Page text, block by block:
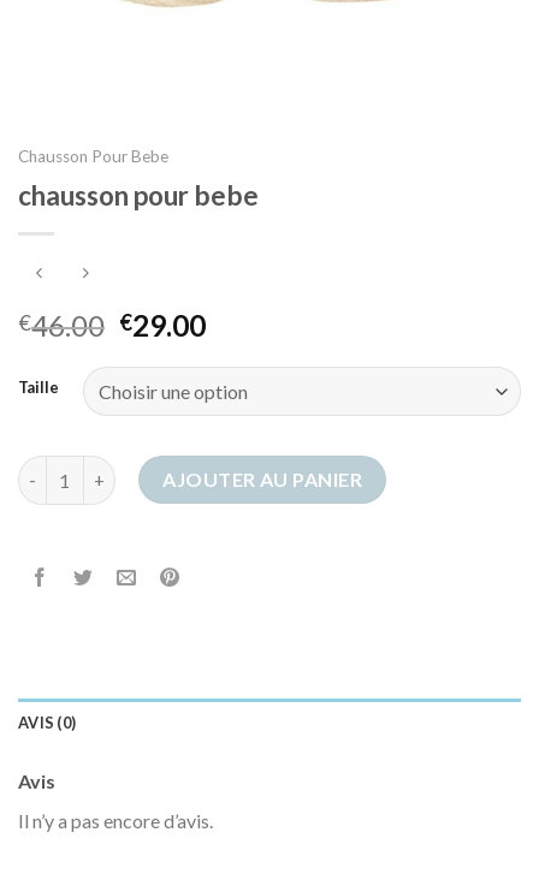
Chausson Pour Bebe
chausson pour bebe
€46.00 €29.00
Taille
quantité de chausson pour bebe
AJOUTER AU PANIER
AVIS (0)
Avis
Il n’y a pas encore d’avis.